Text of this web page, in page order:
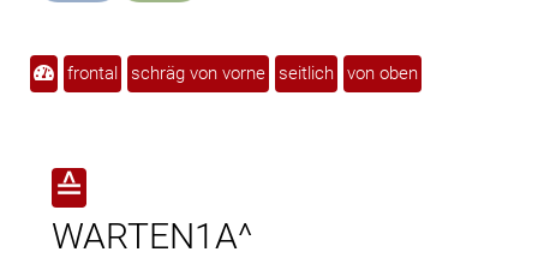
frontal schräg von vorne seitlich von oben
≙
WARTEN1A^